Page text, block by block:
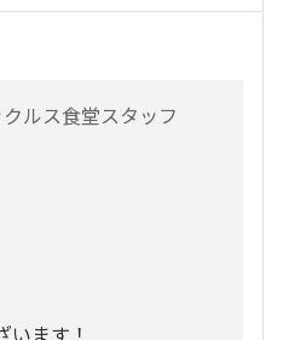
ルス食堂スタッフ
います！